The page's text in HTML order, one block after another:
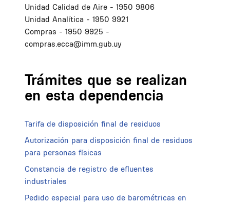
Unidad Calidad de Aire - 1950 9806
Unidad Analítica - 1950 9921
Compras - 1950 9925 -
compras.ecca@imm.gub.uy
Trámites que se realizan
en esta dependencia
Tarifa de disposición final de residuos
Autorización para disposición final de residuos
para personas físicas
Constancia de registro de efluentes
industriales
Pedido especial para uso de barométricas en